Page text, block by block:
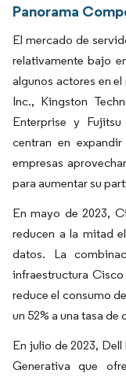
Panorama
El mercado de
relativamente bajo
algunos actores en
Inc., Kingston
Enterprise y
centran en
empresas
para aumentar su
En mayo de 2023,
reducen a la mitad
datos. La
infraestructura
reduce el consumo
un 52% a una tasa
En julio de 2023,
Generativa que